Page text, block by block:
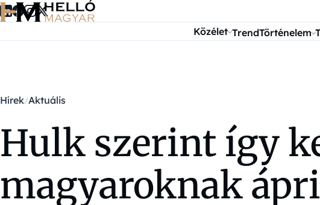
Ugrás a tartalomra
Közélet TrendTörténelem
Hírek Aktuális
Hulk szerint így
magyaroknak